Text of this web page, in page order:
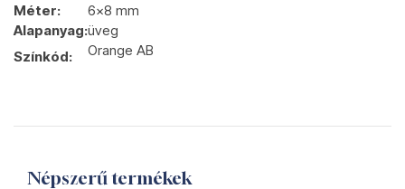
Méter:
6x8 mm
Alapanyag:üveg
Színkód:
Orange AB
Népszerű termékek